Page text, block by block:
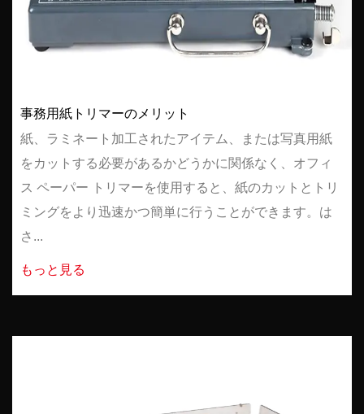
事務用紙トリマーのメリット
紙、ラミネート加工されたアイテム、または写真用紙
をカットする必要があるかどうかに関係なく、オフィ
ス ペーパー トリマーを使用すると、紙のカットとトリ
ミングをより迅速かつ簡単に行うことができます。は
さ...
もっと見る